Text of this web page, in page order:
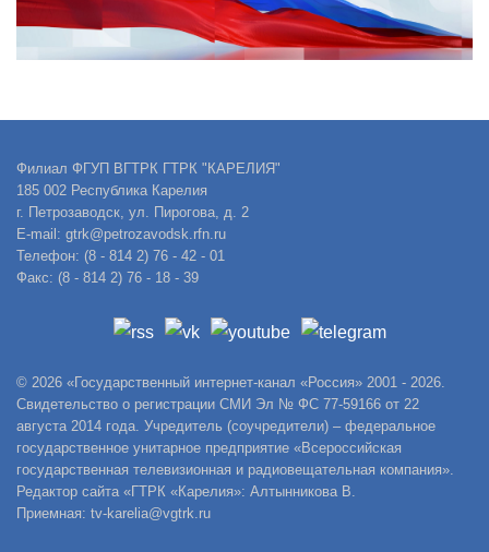
Филиал ФГУП ВГТРК ГТРК "КАРЕЛИЯ"
185 002 Республика Карелия
г. Петрозаводск, ул. Пирогова, д. 2
E-mail: gtrk@petrozavodsk.rfn.ru
Телефон: (8 - 814 2) 76 - 42 - 01
Факс: (8 - 814 2) 76 - 18 - 39
© 2026 «Государственный интернет-канал «Россия» 2001 - 2026.
Свидетельство о регистрации СМИ Эл № ФС 77-59166 от 22
августа 2014 года. Учредитель (соучредители) – федеральное
государственное унитарное предприятие «Всероссийская
государственная телевизионная и радиовещательная компания».
Редактор сайта «ГТРК «Карелия»: Алтынникова В.
Приемная: tv-karelia@vgtrk.ru